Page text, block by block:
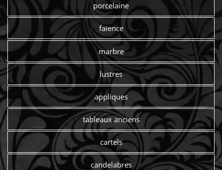
porcelaine
faïence
marbre
lustres
appliques
tableaux anciens
cartels
candelabres